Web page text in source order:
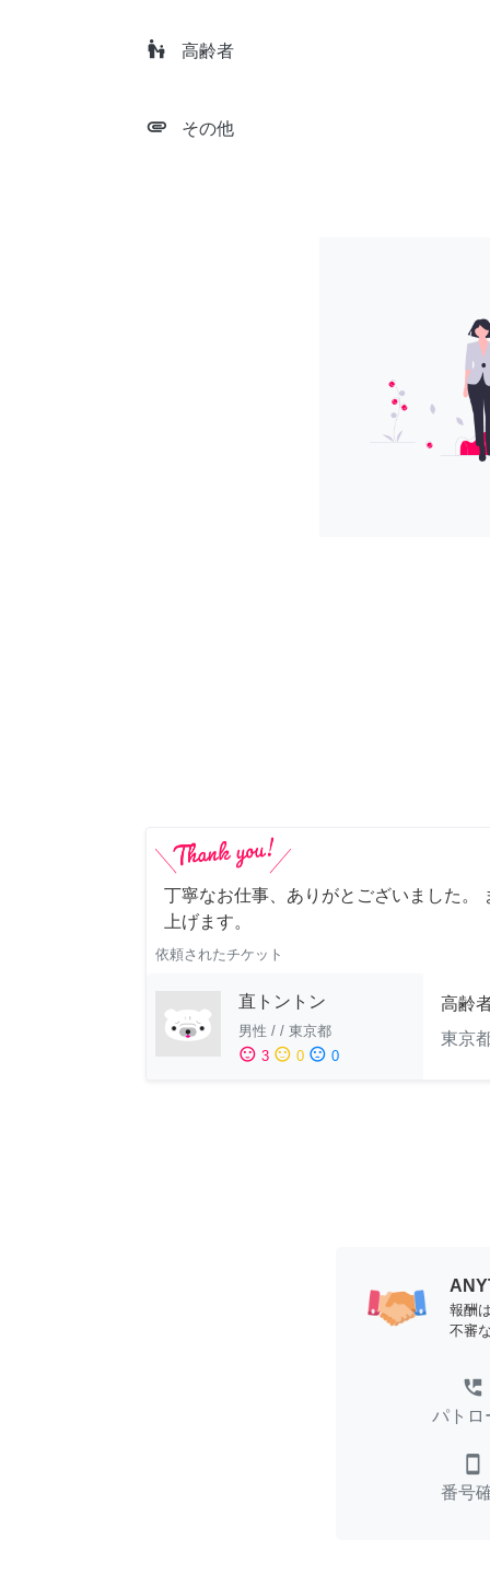
escalator_warning 高齢者
attachment その他
丁寧なお仕事、ありがとございました。
上げます。
依頼されたチケット
直トントン
男性 / / 東京都
sentiment_satisfied 3 sentiment_neutral 0 sentiment_dissatisfied 0
高齢
東京
報酬
不審
perm_phone_msg
パトロ
smartphone
番号